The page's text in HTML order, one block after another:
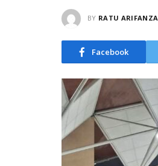
BY RATU ARIFANZA
Facebook